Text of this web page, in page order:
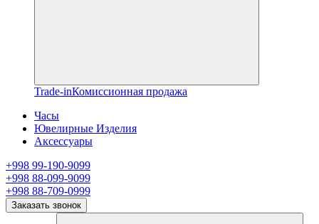
Trade-inКомиссионная продажа
Часы
Ювелирные Изделия
Аксессуары
+998 99-190-9099
+998 88-099-9099
+998 88-709-0999
Заказать звонок